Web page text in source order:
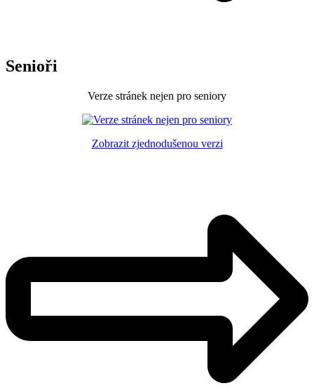
Senioři
Verze stránek nejen pro seniory
Zobrazit zjednodušenou verzi